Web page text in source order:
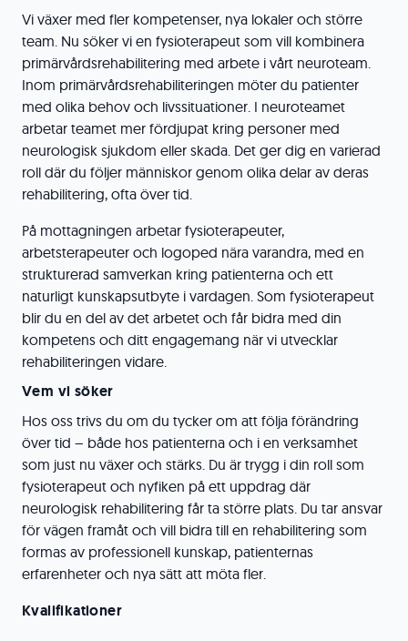
Vi växer med fler kompetenser, nya lokaler och större
team. Nu söker vi en fysioterapeut som vill kombinera
primärvårdsrehabilitering med arbete i vårt neuroteam.
Inom primärvårdsrehabiliteringen möter du patienter
med olika behov och livssituationer. I neuroteamet
arbetar teamet mer fördjupat kring personer med
neurologisk sjukdom eller skada. Det ger dig en varierad
roll där du följer människor genom olika delar av deras
rehabilitering, ofta över tid.
På mottagningen arbetar fysioterapeuter,
arbetsterapeuter och logoped nära varandra, med en
strukturerad samverkan kring patienterna och ett
naturligt kunskapsutbyte i vardagen. Som fysioterapeut
blir du en del av det arbetet och får bidra med din
kompetens och ditt engagemang när vi utvecklar
rehabiliteringen vidare.
Vem vi söker
Hos oss trivs du om du tycker om att följa förändring
över tid – både hos patienterna och i en verksamhet
som just nu växer och stärks. Du är trygg i din roll som
fysioterapeut och nyfiken på ett uppdrag där
neurologisk rehabilitering får ta större plats. Du tar ansvar
för vägen framåt och vill bidra till en rehabilitering som
formas av professionell kunskap, patienternas
erfarenheter och nya sätt att möta fler.
Kvalifikationer